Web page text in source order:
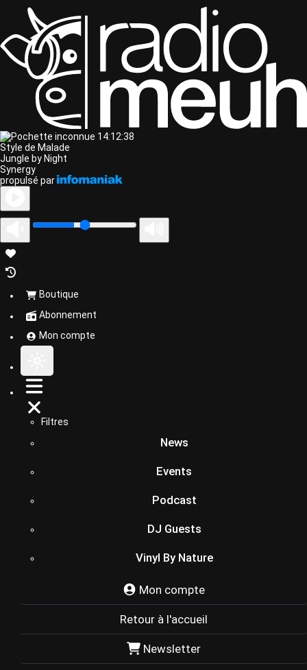
14:12:38
Style de Malade
Jungle by Night
Synergy
propulsé par
Boutique
Abonnement
Mon compte
Filtres
News
Events
Podcast
DJ Guests
Vinyl By Nature
Mon compte
Retour à l'accueil
Newsletter